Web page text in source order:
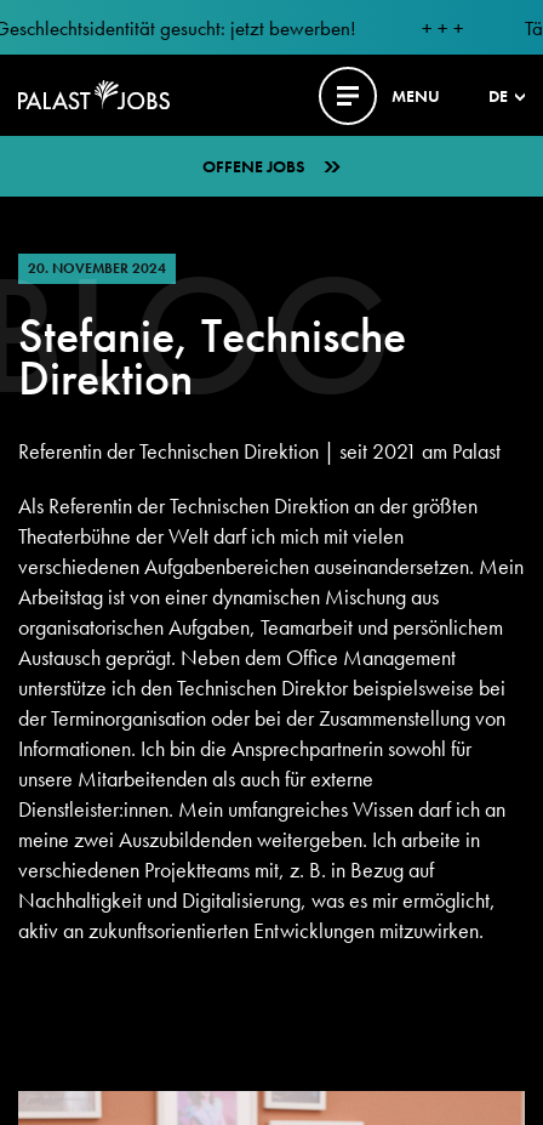
gesucht: jetzt bewerben! + + +
MENU DE
OFFENE JOBS
20. NOVEMBER 2024
Stefanie, Technische
Direktion
Referentin der Technischen Direktion | seit 2021 am Palast
Als Referentin der Technischen Direktion an der größten
Theaterbühne der Welt darf ich mich mit vielen
verschiedenen Aufgabenbereichen auseinandersetzen. Mein
Arbeitstag ist von einer dynamischen Mischung aus
organisatorischen Aufgaben, Teamarbeit und persönlichem
Austausch geprägt. Neben dem Office Management
unterstütze ich den Technischen Direktor beispielsweise bei
der Terminorganisation oder bei der Zusammenstellung von
Informationen. Ich bin die Ansprechpartnerin sowohl für
unsere Mitarbeitenden als auch für externe
Dienstleister:innen. Mein umfangreiches Wissen darf ich an
meine zwei Auszubildenden weitergeben. Ich arbeite in
verschiedenen Projektteams mit, z. B. in Bezug auf
Nachhaltigkeit und Digitalisierung, was es mir ermöglicht,
aktiv an zukunftsorientierten Entwicklungen mitzuwirken.